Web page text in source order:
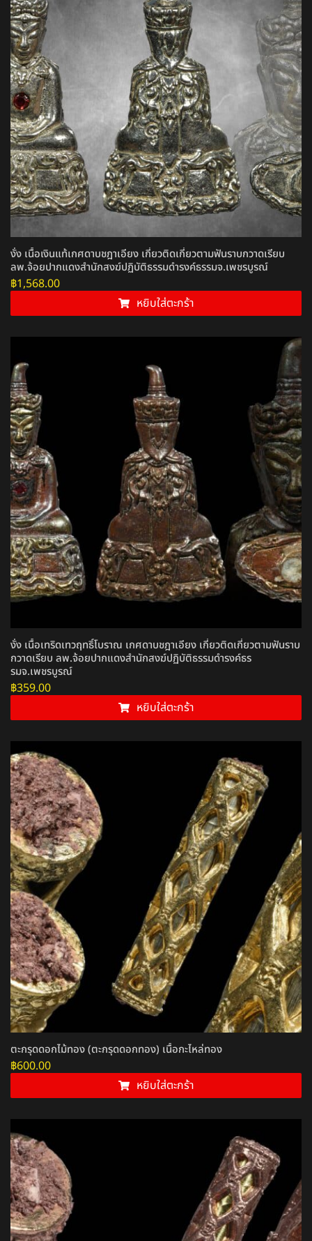
งั่ง เนื้อเงินแท้เกศดาบชฎาเอียง เกี่ยวติดเกี่ยวตามฟันราบกวาดเรียบ
ลพ.จ้อยปากแดงสำนักสงฆ์ปฏิบัติธรรมดำรงค์ธรรมจ.เพชรบูรณ์
฿1,568.00
หยิบใส่ตะกร้า
งั่ง เนื้อเทริดเทวฤทธิ์โบราณ เกศดาบชฎาเอียง เกี่ยวติดเกี่ยวตามฟันราบ
กวาดเรียบ ลพ.จ้อยปากแดงสำนักสงฆ์ปฏิบัติธรรมดำรงค์ธร
รมจ.เพชรบูรณ์
฿359.00
หยิบใส่ตะกร้า
ตะกรุดดอกไม้ทอง (ตะกรุดดอกทอง) เนื้อกะไหล่ทอง
฿600.00
หยิบใส่ตะกร้า